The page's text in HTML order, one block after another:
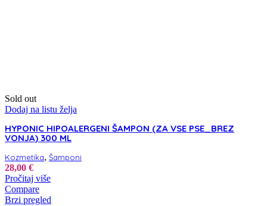
Sold out
Dodaj na listu želja
HYPONIC HIPOALERGENI ŠAMPON (ZA VSE PSE_BREZ
VONJA) 300 ML
Kozmetika, Šamponi
28,00 €
Pročitaj više
Compare
Brzi pregled